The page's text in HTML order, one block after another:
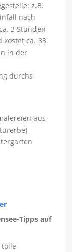
z.B.
nach
3 Stunden
ca. 33
in der
durchs
aus
Tipps auf